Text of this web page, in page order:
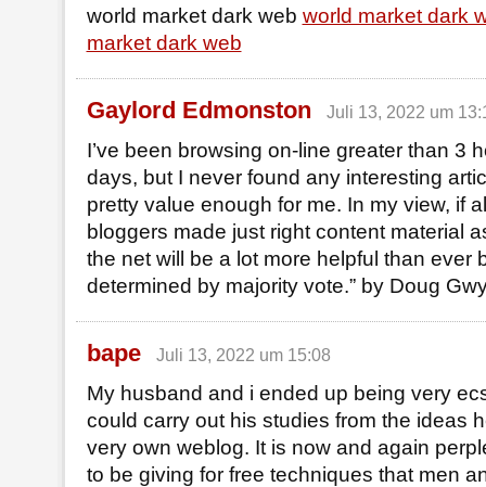
world market dark web world market dark
market dark web
Gaylord Edmonston Juli 13, 2022 um
I’ve been browsing on-line greater than 3
days, but I never found any interesting
pretty value enough for me. In my view, if
bloggers made just right content material
the net will be a lot more helpful than ever
determined by majority vote.” by Doug
bape Juli 13, 2022 um 15:08
My husband and i ended up being very
could carry out his studies from the ideas
very own weblog. It is now and again
to be giving for free techniques that men